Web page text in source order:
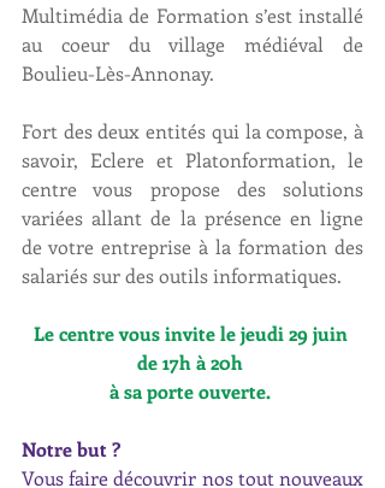
Multimédia de Formation s’est installé
au coeur du village médiéval de
Boulieu-Lès-Annonay.
Fort des deux entités qui la compose, à
savoir, Eclere et Platonformation, le
centre vous propose des solutions
variées allant de la présence en ligne
de votre entreprise à la formation des
salariés sur des outils informatiques.
Le centre vous invite le jeudi 29 juin
de 17h à 20h
à sa porte ouverte.
Notre but ?
Vous faire découvrir nos tout nouveaux